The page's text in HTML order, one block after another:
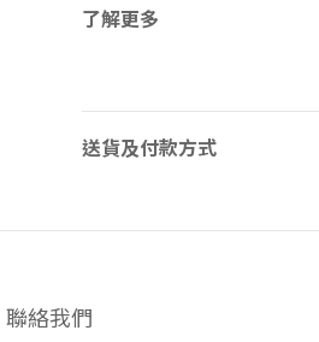
了解更多
送貨及付款方式
聯絡我們